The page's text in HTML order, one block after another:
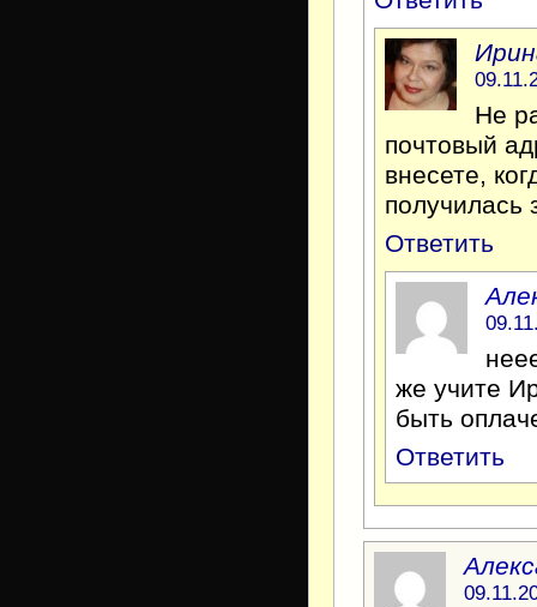
Не
почтовый
внесете,
получилась
Ответить
же учите
быть
Ответить